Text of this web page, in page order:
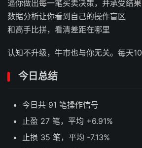
逼你做出每一笔买卖决策，并承受结果
数据分析让你看到自己的操作盲区
和高手比拼，看清差距在哪里
认知不升级，牛市也与你无关。每天
今日总结
今日共 91 笔操作信号
止盈 27 笔，平均 +6.91%
止损 35 笔，平均 -7.13%